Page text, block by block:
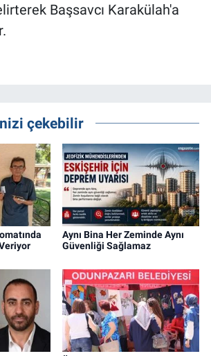
Başsavcı Karakülah'a
çekebilir
Aynı Bina Her Zeminde Aynı
Güvenliği Sağlamaz